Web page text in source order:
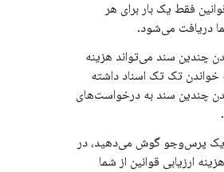
فقط یک بار برای هر
دریافت می‌شود.
چندین سند می‌تواند هزینه
تک تک اسناد داشته
چندین سند به درخواست‌های
یک پرس‌وجو گوش می‌دهید، در
ارزیابی قوانین از شما